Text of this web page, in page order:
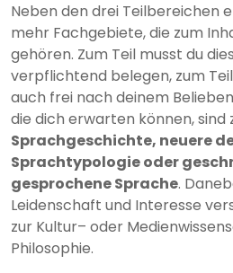
Neben den drei Teilbereichen
mehr Fachgebiete, die zum
gehören. Zum Teil musst du
verpflichtend belegen, zum
auch frei nach deinem
die dich erwarten können, sind
Sprachgeschichte, neuere
Sprachtypologie oder
gesprochene Sprache.
Leidenschaft und Interesse
zur Kultur– oder
Philosophie.